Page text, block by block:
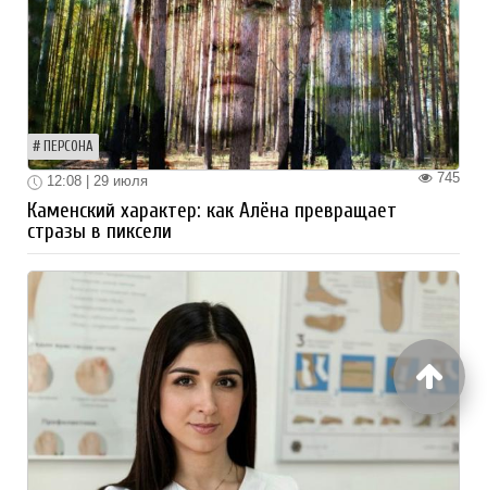
ПЕРСОНА
745
12:08 | 29 июля
Каменский характер: как Алёна превращает
стразы в пиксели